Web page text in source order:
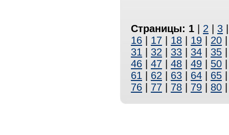
Страницы: 1 2 3
16
17 18 19 20
31
32 33 34 35
46
47 48 49 50
61
62 63 64 65
76
77 78 79 80